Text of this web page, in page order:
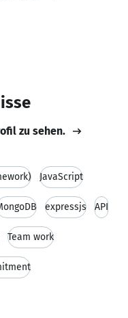
zu sehen.
JavaScript
expressjs API
Team work